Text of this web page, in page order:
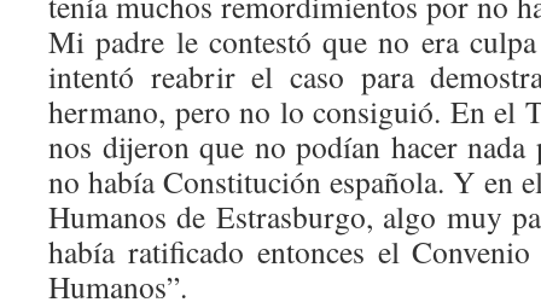
Mi padre le contestó que no era
intentó reabrir el caso para
hermano, pero no lo consiguió. En el
nos dijeron que no podían hacer nada
no había Constitución española. Y en
Humanos de Estrasburgo, algo muy
había ratificado entonces el
Humanos”.